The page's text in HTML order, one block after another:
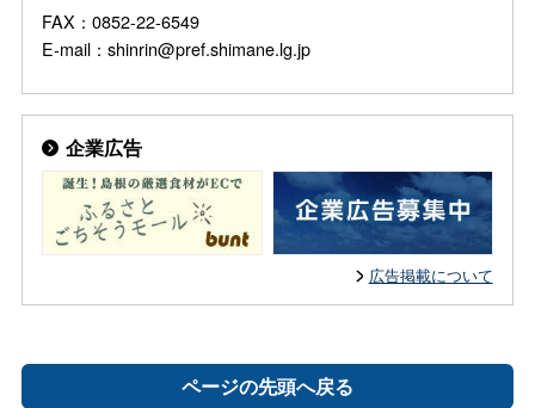
FAX：0852-22-6549
E-mail：shinrin@pref.shimane.lg.jp
企業広告
広告掲載について
ページの先頭へ戻る